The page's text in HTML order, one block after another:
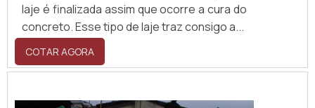
laje é finalizada assim que ocorre a cura do
concreto. Esse tipo de laje traz consigo a...
COTAR AGORA